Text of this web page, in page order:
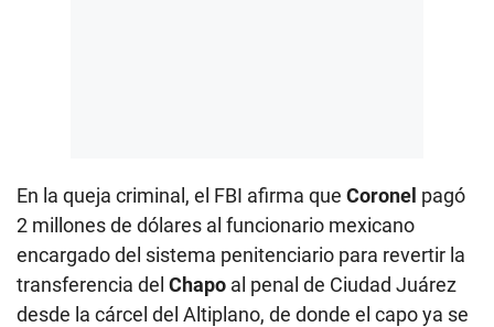
En la queja criminal, el FBI afirma que Coronel pagó
2 millones de dólares al funcionario mexicano
encargado del sistema penitenciario para revertir la
transferencia del Chapo al penal de Ciudad Juárez
desde la cárcel del Altiplano, de donde el capo ya se